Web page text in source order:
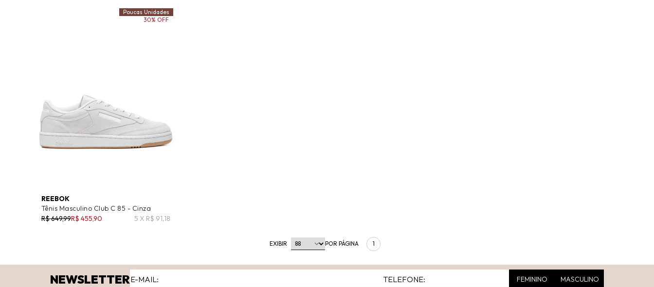
REEBOK
Tênis Masculino Club C 85 - Cinza
R$ 649,99R$ 455,90 5 X R$ 91,18
Poucas Unidades
30% OFF
EXIBIR POR PÁGINA 1
NEWSLETTER FEMININO MASCULINO